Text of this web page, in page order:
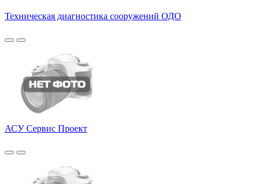
Техническая диагностика сооружений ОДО
АСУ Сервис Проект